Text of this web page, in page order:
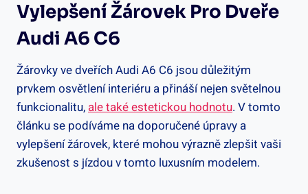
Vylepšení Žárovek Pro Dveře
Audi A6 C6
Žárovky ve dveřích Audi A6 C6 jsou důležitým
prvkem osvětlení interiéru a přináší nejen světelnou
funkcionalitu,ale také estetickou hodnotu. V tomto
článku se podíváme na doporučené úpravy a
vylepšení žárovek, které mohou výrazně zlepšit vaši
zkušenost s jízdou v tomto luxusním modelem.